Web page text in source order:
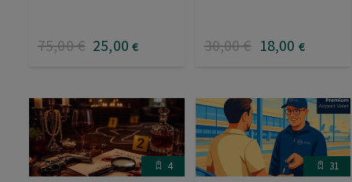
75,00€ 25,00 € 30,00€ 18,00 €
4 31